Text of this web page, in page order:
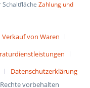
Zahlung und
von Waren
Datenschutzerklärung
vorbehalten